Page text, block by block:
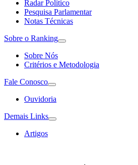
Radar Politico
Pesquisa Parlamentar
Notas Técnicas
Sobre o Ranking
Sobre Nós
Critérios e Metodologia
Fale Conosco
Ouvidoria
Demais Links
Artigos